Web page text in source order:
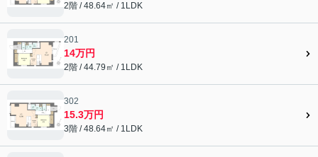
2階 / 48.64㎡ / 1LDK
201
14万円
2階 / 44.79㎡ / 1LDK
302
15.3万円
3階 / 48.64㎡ / 1LDK